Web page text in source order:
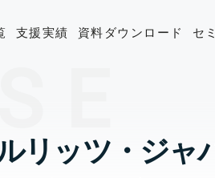
支援実績 資料ダウンロード セ
リッツ・ジャ